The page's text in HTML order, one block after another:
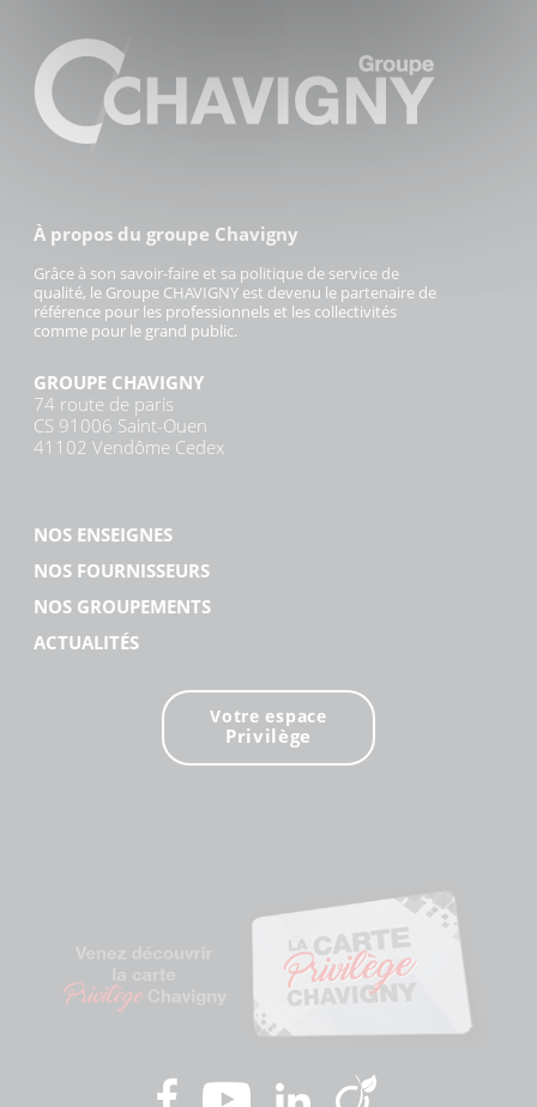
À propos du groupe Chavigny
Grâce à son savoir-faire et sa politique de service de
qualité, le Groupe CHAVIGNY est devenu le partenaire de
référence pour les professionnels et les collectivités
comme pour le grand public.
GROUPE CHAVIGNY
74 route de paris
CS 91006 Saint-Ouen
41102 Vendôme Cedex
NOS ENSEIGNES
NOS FOURNISSEURS
NOS GROUPEMENTS
ACTUALITÉS
Votre espace
Privilège